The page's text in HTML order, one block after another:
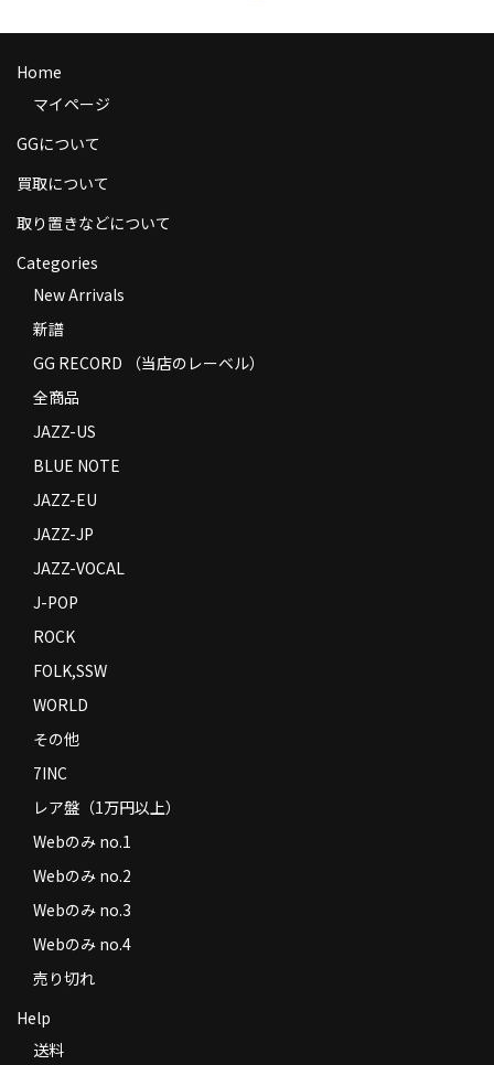
Home
マイページ
GGについて
買取について
取り置きなどについて
Categories
New Arrivals
新譜
GG RECORD （当店のレーベル）
全商品
JAZZ-US
BLUE NOTE
JAZZ-EU
JAZZ-JP
JAZZ-VOCAL
J-POP
ROCK
FOLK,SSW
WORLD
その他
7INC
レア盤（1万円以上）
Webのみ no.1
Webのみ no.2
Webのみ no.3
Webのみ no.4
売り切れ
Help
送料